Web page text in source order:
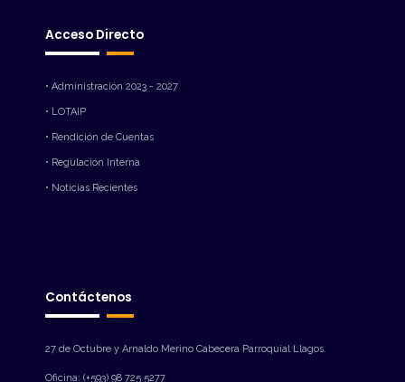
Acceso Directo
• Administración 2023 - 2027
• LOTAIP
• Rendición de Cuentas
• Regulación Interna
• Noticias Recientes
Contáctenos
27 de Octubre y Arnaldo Merino Cabecera Parroquial Llagos.
Oficina: (+593) 98 725 5277